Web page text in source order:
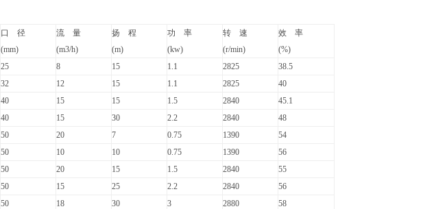
口 径
(mm)
流 量
(m3/h)
扬 程
(m)
功 率
(kw)
转 速
(r/min)
效 率
(%)
25 8 15 1.1 2825
38.5
32 12 15 1.1 2825
40
40 15 15 1.5 2840
45.1
40 15 30 2.2 2840
48
50 20 7 0.75 1390
54
50 10 10 0.75 1390
56
50 20 15 1.5 2840
55
50 15 25 2.2 2840
56
50 18 30 3 2880
58